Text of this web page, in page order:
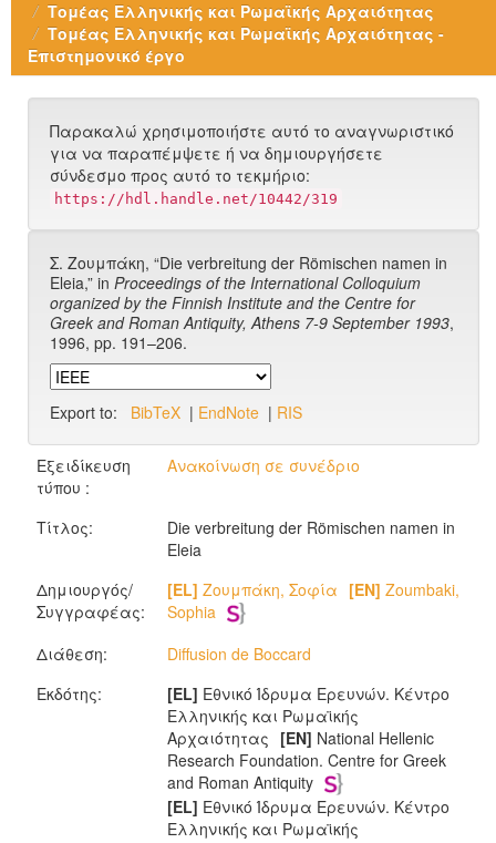
Τομέας Ελληνικής και Ρωμαϊκής Αρχαιότητας
Τομέας Ελληνικής και Ρωμαϊκής Αρχαιότητας -
Επιστημονικό έργο
Παρακαλώ χρησιμοποιήστε αυτό το αναγνωριστικό
για να παραπέμψετε ή να δημιουργήσετε
σύνδεσμο προς αυτό το τεκμήριο:
https://hdl.handle.net/10442/319
Σ. Ζουμπάκη, “Die verbreitung der Römischen namen in
Eleia,” in Proceedings of the International Colloquium
organized by the Finnish Institute and the Centre for
Greek and Roman Antiquity, Athens 7-9 September 1993,
1996, pp. 191–206.
Export to: BibTeX | EndNote | RIS
Εξειδίκευση
τύπου :
Ανακοίνωση σε συνέδριο
Τίτλος:
Die verbreitung der Römischen namen in
Eleia
Δημιουργός/
Συγγραφέας:
[EL] Ζουμπάκη, Σοφία [EN] Zoumbaki,
Sophia
Διάθεση:
Diffusion de Boccard
Εκδότης:
[EL] Εθνικό Ίδρυμα Ερευνών. Κέντρο
Ελληνικής και Ρωμαϊκής
Αρχαιότητας [EN] National Hellenic
Research Foundation. Centre for Greek
and Roman Antiquity
[EL] Εθνικό Ίδρυμα Ερευνών. Κέντρο
Ελληνικής και Ρωμαϊκής